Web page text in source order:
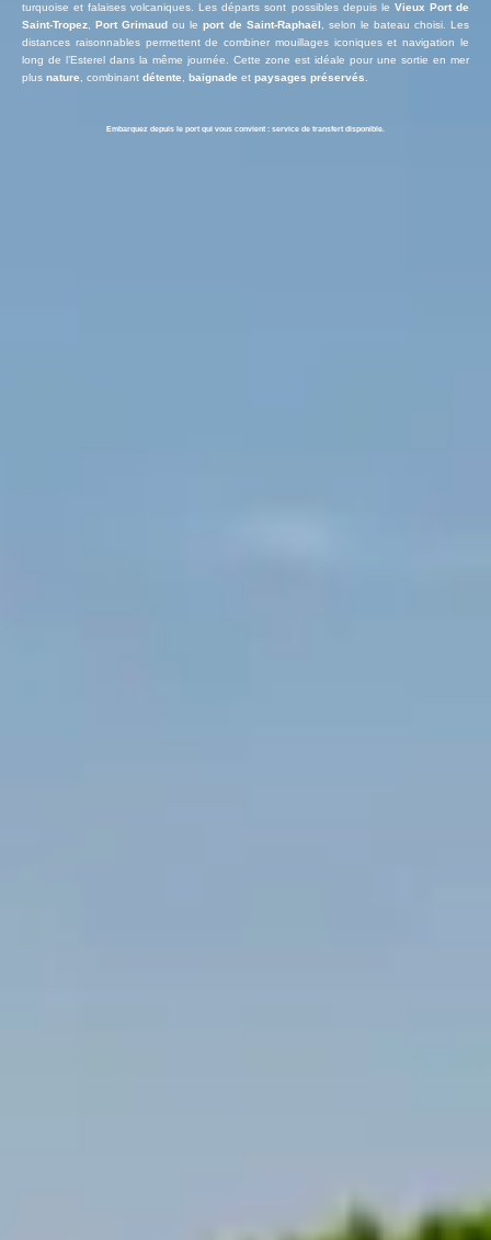
turquoise et falaises volcaniques. Les départs sont possibles depuis le Vieux Port de
Saint-Tropez,Port Grimaud ou leport de Saint-Raphaël, selon le bateau choisi. Les
distances raisonnables permettent de combiner mouillages iconiques et navigation le
long de l’Esterel dans la même journée. Cette zone est idéale pour une sortie en mer
plus nature, combinant détente, baignade et paysages préservés.
Embarquez depuis le port qui vous convient : service de transfert disponible.